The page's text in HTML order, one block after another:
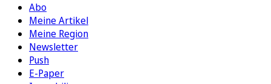
Abo
Meine Artikel
Meine Region
Newsletter
Push
E-Paper